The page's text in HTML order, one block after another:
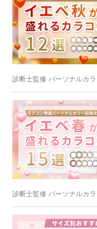
診断士監修 パーソナルカ
診断士監修 パーソナルカ